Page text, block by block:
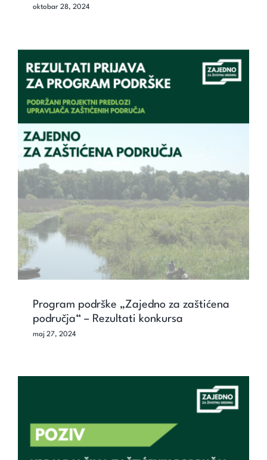
oktobar 28, 2024
Program podrške „Zajedno za
zaštićena područja“ – Rezultati
konkursa
Program podrške „Zajedno za zaštićena
područja“ – Rezultati konkursa
maj 27, 2024